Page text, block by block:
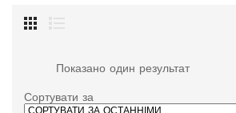
Показано один результат
Сортувати за